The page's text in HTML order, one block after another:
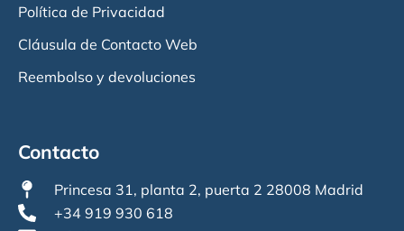
Política de Privacidad
Cláusula de Contacto Web
Reembolso y devoluciones
Contacto
Princesa 31, planta 2, puerta 2 28008 Madrid
+34 919 930 618